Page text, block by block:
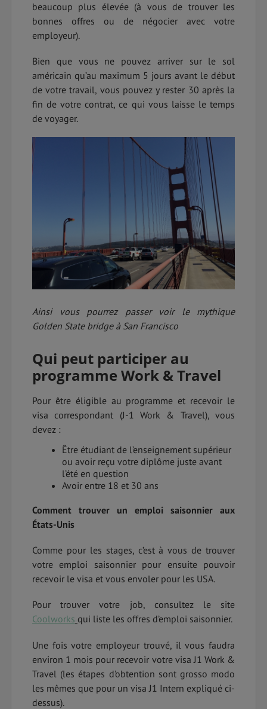
beaucoup plus élevée (à vous de trouver les
bonnes offres ou de négocier avec votre
employeur).
Bien que vous ne pouvez arriver sur le sol
américain qu’au maximum 5 jours avant le début
de votre travail, vous pouvez y rester 30 après la
fin de votre contrat, ce qui vous laisse le temps
de voyager.
Ainsi vous pourrez passer voir le mythique
Golden State bridge à San Francisco
Qui peut participer au
programme Work & Travel
Pour être éligible au programme et recevoir le
visa correspondant (J-1 Work & Travel), vous
devez :
Être étudiant de l’enseignement supérieur
ou avoir reçu votre diplôme juste avant
l’été en question
Avoir entre 18 et 30 ans
Comment trouver un emploi saisonnier aux
États-Unis
Comme pour les stages, c’est à vous de trouver
votre emploi saisonnier pour ensuite pouvoir
recevoir le visa et vous envoler pour les USA.
Pour trouver votre job, consultez le site
Coolworks qui liste les offres d’emploi saisonnier.
Une fois votre employeur trouvé, il vous faudra
environ 1 mois pour recevoir votre visa J1 Work &
Travel (les étapes d’obtention sont grosso modo
les mêmes que pour un visa J1 Intern expliqué ci-
dessus).